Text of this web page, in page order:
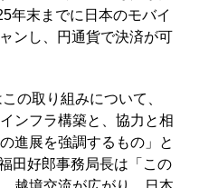
年末までに日本のモバイ
ンし、円通貨で決済が可
の取り組みについて、
ンフラ構築と、協力と相
進展を強調するもの」と
田好郎事務局長は「この